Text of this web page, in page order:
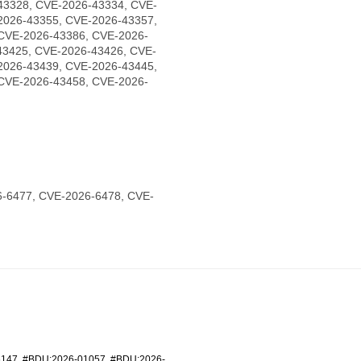
CVE-2026-43334, CVE-
43355, CVE-2026-43357,
2026-43386, CVE-2026-
CVE-2026-43426, CVE-
43439, CVE-2026-43445,
2026-43458, CVE-2026-
CVE-2026-6478, CVE-